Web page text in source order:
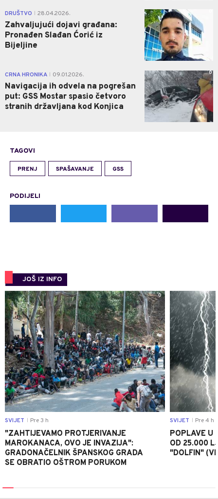
DRUŠTVO 28.04.2026.
Zahvaljujući dojavi građana:
Pronađen Slađan Ćorić iz
Bijeljine
CRNA HRONIKA 09.01.2026.
Navigacija ih odvela na pogrešan
put: GSS Mostar spasio četvoro
stranih državljana kod Konjica
0
TAGOVI
PRENJ SPAŠAVANJE GSS
PODIJELI
JOŠ IZ INFO
0
SVIJET Pre 3 h
"ZAHTIJEVAMO PROTJERIVANJE
MAROKANACA, OVO JE INVAZIJA":
GRADONAČELNIK ŠPANSKOG GRADA
SE OBRATIO OŠTROM PORUKOM
SVIJET Pre 4 h
POPLAVE U
OD 25.000
"DOLFIN"